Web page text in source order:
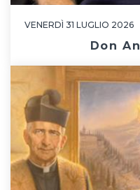
VENERDÌ 31 LUGLIO 2026
Don